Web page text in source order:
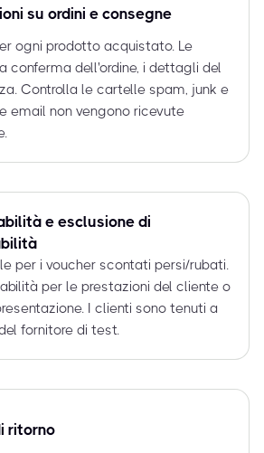
su ordini e consegne
ogni prodotto acquistato. Le
conferma dell'ordine, i dettagli del
Controlla le cartelle spam, junk e
email non vengono ricevute
e esclusione di
per i voucher scontati persi/rubati.
per le prestazioni del cliente o
I clienti sono tenuti a
fornitore di test.
ritorno